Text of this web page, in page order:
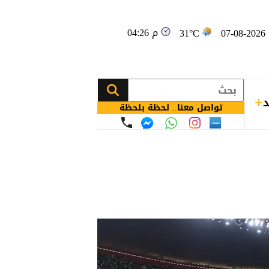
31°C 04:26 م
تواصل معنا.. لحظة بلحظة